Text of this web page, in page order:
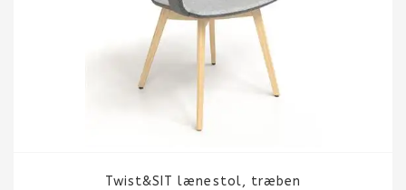
Twist&SIT lænestol, træben